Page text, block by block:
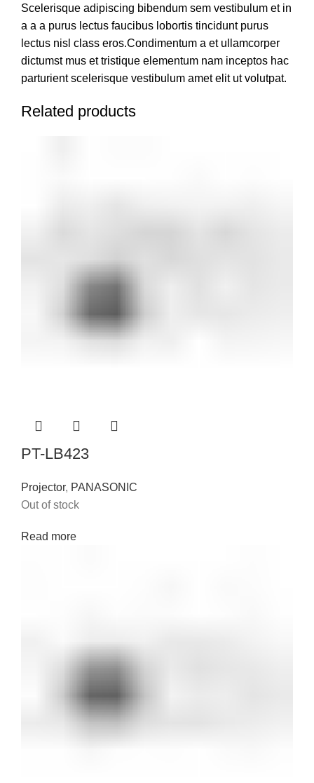
Scelerisque adipiscing bibendum sem vestibulum et in
a a a purus lectus faucibus lobortis tincidunt purus
lectus nisl class eros.Condimentum a et ullamcorper
dictumst mus et tristique elementum nam inceptos hac
parturient scelerisque vestibulum amet elit ut volutpat.
Related products
PT-LB423
Projector, PANASONIC
Out of stock
Read more